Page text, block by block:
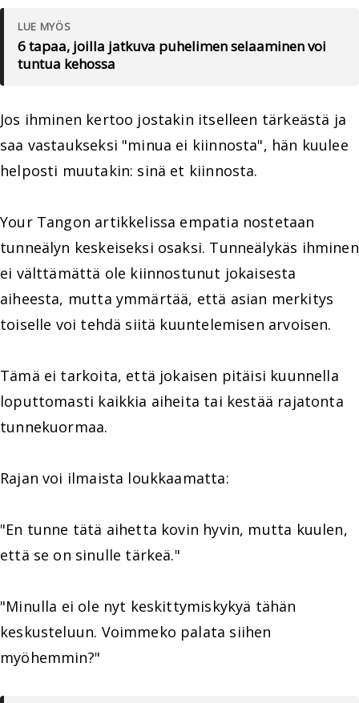
LUE MYÖS
6 tapaa, joilla jatkuva puhelimen selaaminen voi
tuntua kehossa
Jos ihminen kertoo jostakin itselleen tärkeästä ja
saa vastaukseksi "minua ei kiinnosta", hän kuulee
helposti muutakin: sinä et kiinnosta.
Your Tangon artikkelissa empatia nostetaan
tunneälyn keskeiseksi osaksi. Tunneälykäs ihminen
ei välttämättä ole kiinnostunut jokaisesta
aiheesta, mutta ymmärtää, että asian merkitys
toiselle voi tehdä siitä kuuntelemisen arvoisen.
Tämä ei tarkoita, että jokaisen pitäisi kuunnella
loputtomasti kaikkia aiheita tai kestää rajatonta
tunnekuormaa.
Rajan voi ilmaista loukkaamatta:
"En tunne tätä aihetta kovin hyvin, mutta kuulen,
että se on sinulle tärkeä."
"Minulla ei ole nyt keskittymiskykyä tähän
keskusteluun. Voimmeko palata siihen
myöhemmin?"